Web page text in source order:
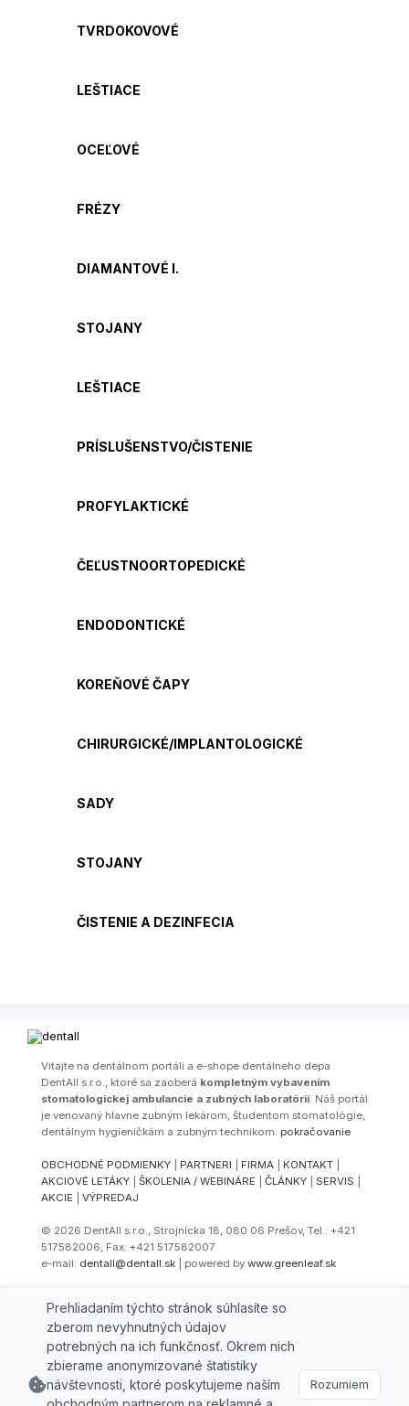
TVRDOKOVOVÉ
LEŠTIACE
OCEĽOVÉ
FRÉZY
DIAMANTOVÉ I.
STOJANY
LEŠTIACE
PRÍSLUŠENSTVO/ČISTENIE
PROFYLAKTICKÉ
ČEĽUSTNOORTOPEDICKÉ
ENDODONTICKÉ
KOREŇOVÉ ČAPY
CHIRURGICKÉ/IMPLANTOLOGICKÉ
SADY
STOJANY
ČISTENIE A DEZINFECIA
Vitajte na dentálnom portáli a e-shope dentálneho depa
DentAll s.r.o., ktoré sa zaoberá kompletným vybavením
stomatologickej ambulancie a zubných laboratórií. Náš portál
je venovaný hlavne zubným lekárom, študentom stomatológie,
dentálnym hygieničkám a zubným technikom. pokračovanie
OBCHODNÉ PODMIENKY PARTNERI FIRMA KONTAKT
AKCIOVÉ LETÁKY
ŠKOLENIA / WEBINÁRE ČLÁNKY SERVIS
AKCIE
VÝPREDAJ
© 2026 DentAll s.r.o., Strojnícka 18, 080 06 Prešov, Tel.: +421
517582006, Fax: +421 517582007
e-mail: dentall@dentall.sk | powered by www.greenleaf.sk
Select Language ▼
Prehliadaním týchto stránok súhlasíte so
zberom nevyhnutných údajov
potrebných na ich funkčnosť. Okrem nich
zbierame anonymizované štatistiky
návštevnosti, ktoré poskytujeme naším
Rozumiem